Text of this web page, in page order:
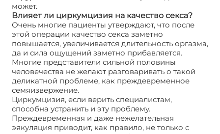
может.
Влияет ли циркумцизия на качество секса?
Очень многие пациенты утверждают, что после
этой операции качество секса заметно
повышается, увеличивается длительность оргазма,
да и сила ощущений заметно прибавляется.
Многие представители сильной половины
человечества не желают разговаривать о такой
деликатной проблеме, как преждевременное
семяизвержение.
Циркумцизия, если верить специалистам,
способна устранить и эту проблему.
Преждевременная и даже нежелательная
эякуляция приводит, как правило, не только с